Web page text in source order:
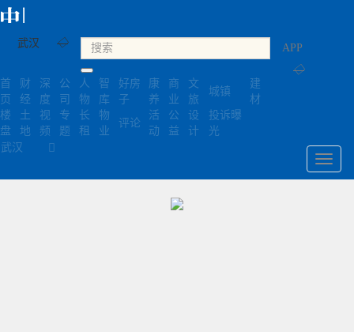
APP
◇
武汉 ◇
首
页
财
经
深
度
公
司
人
物
智
库
好房
子
康
养
商
业
文
旅
城镇
建
材
楼
盘
土
地
视
频
专
题
长
租
物
业
评论
活
动
公
益
设
计
投诉曝
光
武汉